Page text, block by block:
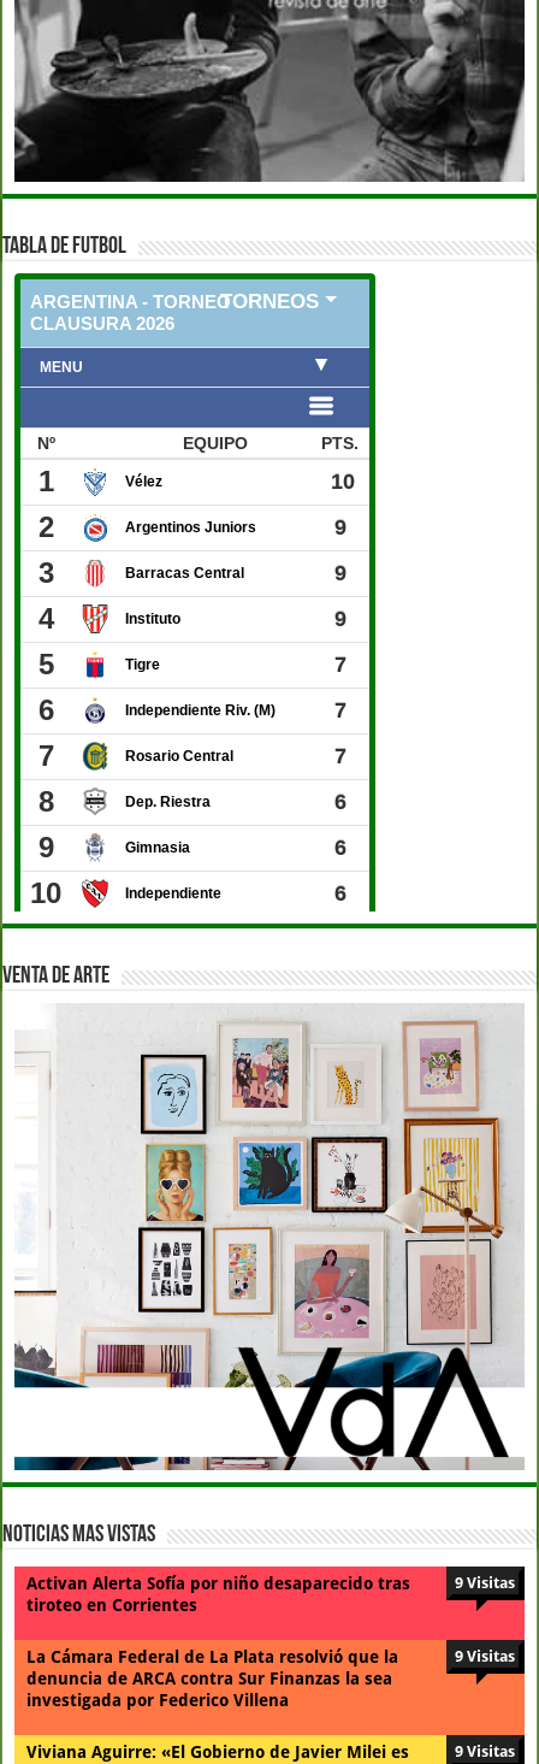
TABLA DE FUTBOL
VENTA DE ARTE
Noticias Mas Vistas
Activan Alerta Sofía por niño desaparecido tras
tiroteo en Corrientes
9 Visitas
La Cámara Federal de La Plata resolvió que la
denuncia de ARCA contra Sur Finanzas la sea
investigada por Federico Villena
9 Visitas
Viviana Aguirre: «El Gobierno de Javier Milei es
9 Visitas